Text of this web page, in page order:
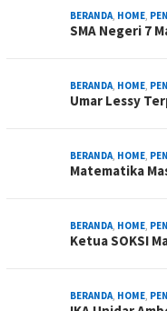
BERANDA HOME
SMA Negeri 7
BERANDA HOME
Umar Lessy
BERANDA HOME
Matematika
BERANDA HOME
Ketua SOKSI
BERANDA HOME